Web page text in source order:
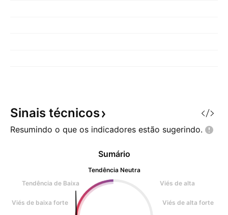
Sinais técnicos
Resumindo o que os indicadores estão sugerindo.
Sumário
Tendência Neutra
Tendência de Baixa
Viés de alta
Viés de baixa forte Viés de alta forte